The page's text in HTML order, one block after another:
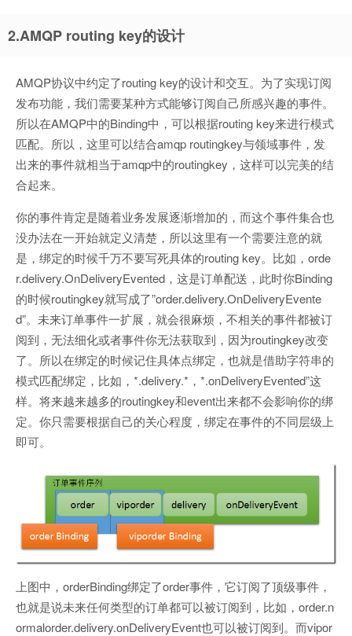
2.AMQP routing key的设计
AMQP协议中约定了routing key的设计和交互。为了实现订阅
发布功能，我们需要某种方式能够订阅自己所感兴趣的事件。
所以在AMQP中的Binding中，可以根据routing key来进行模式
匹配。所以，这里可以结合amqp routingkey与领域事件，发
出来的事件就相当于amqp中的routingkey，这样可以完美的结
合起来。
你的事件肯定是随着业务发展逐渐增加的，而这个事件集合也
没办法在一开始就定义清楚，所以这里有一个需要注意的就
是，绑定的时候千万不要写死具体的routing key。比如，orde
r.delivery.OnDeliveryEvented，这是订单配送，此时你Binding
的时候routingkey就写成了”order.delivery.OnDeliveryEvente
d”。未来订单事件一扩展，就会很麻烦，不相关的事件都被订
阅到，无法细化或者事件你无法获取到，因为routingkey改变
了。所以在绑定的时候记住具体点绑定，也就是借助字符串的
模式匹配绑定，比如，*.delivery.*，*.onDeliveryEvented”这
样。将来越来越多的routingkey和event出来都不会影响你的绑
定。你只需要根据自己的关心程度，绑定在事件的不同层级上
即可。
上图中，orderBinding绑定了order事件，它订阅了顶级事件，
也就是说未来任何类型的订单都可以被订阅到，比如，order.n
ormalorder.delivery.onDeliveryEvent也可以被订阅到。而vipor